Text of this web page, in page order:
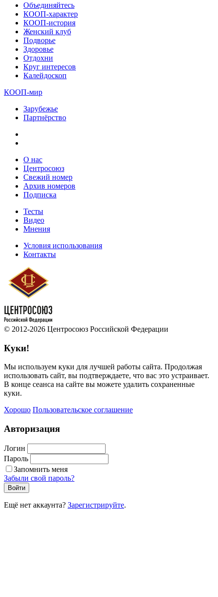
Объединяйтесь
КООП-характер
КООП-история
Женский клуб
Подворье
Здоровье
Отдохни
Круг интересов
Калейдоскоп
КООП-мир
Зарубежье
Партнёрство
О нас
Центросоюз
Свежий номер
Архив номеров
Подписка
Тесты
Видео
Мнения
Условия использования
Контакты
© 2012-2026 Центросоюз Российской Федерации
Куки!
Мы используем куки для лучшей работы сайта. Продолжая
использовать сайт, вы подтверждаете, что вас это устраивает.
В конце сеанса на сайте вы можете удалить сохраненные
куки.
Хорошо Пользовательское соглашение
Авторизация
Логин
Пароль
Запомнить меня
Забыли свой пароль?
Войти
Ещё нет аккаунта? Зарегистрируйте.